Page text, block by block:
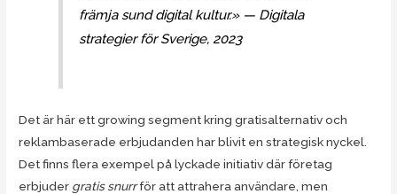
främja sund digital kultur.» — Digitala
strategier för Sverige, 2023
Det är här ett growing segment kring gratisalternativ och
reklambaserade erbjudanden har blivit en strategisk nyckel.
Det finns flera exempel på lyckade initiativ där företag
erbjuder gratis snurrför att attrahera användare, men